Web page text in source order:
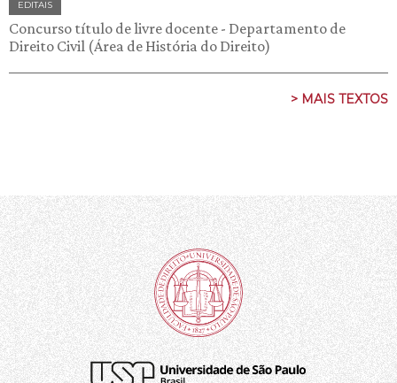
EDITAIS
Concurso título de livre docente - Departamento de
Direito Civil (Área de História do Direito)
> MAIS TEXTOS